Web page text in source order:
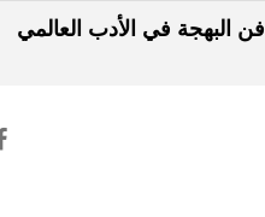
فن البهجة في الأدب العالمي